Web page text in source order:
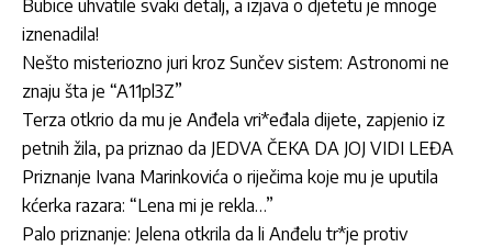
Bubice uhvatile svaki detalj, a izjava o djetetu je mnoge
iznenadila!
Nešto misteriozno juri kroz Sunčev sistem: Astronomi ne
znaju šta je “A11pl3Z”
Terza otkrio da mu je Anđela vri*eđala dijete, zapjenio iz
petnih žila, pa priznao da JEDVA ČEKA DA JOJ VIDI LEĐA
Priznanje Ivana Marinkovića o riječima koje mu je uputila
kćerka razara: “Lena mi je rekla…”
Palo priznanje: Jelena otkrila da li Anđelu tr*je protiv